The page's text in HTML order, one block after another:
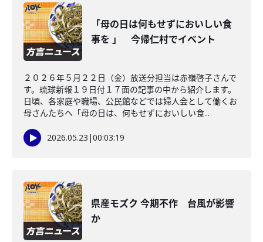
「母の日は何もせずにおいしい食
事を 」 今帰仁村でイベント
２０２６年５月２２日（金）放送分担当は赤嶺啓子さんで
す。琉球新報１９日付１７面の記事の中から紹介します。
日頃、各家庭や職場、公民館などでは婦人会として働くお
母さんたちへ「母の日は、何もせずにおいしい食...
2026.05.23 |00:03:19
県産モズク 今期不作 台風が影響
か